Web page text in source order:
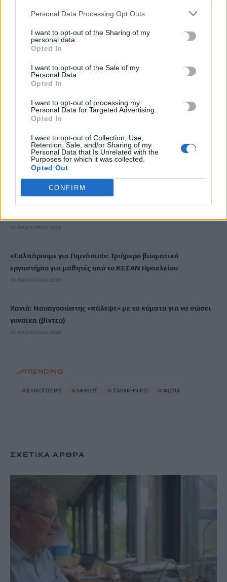
Personal Data Processing Opt Outs
I want to opt-out of the Sharing of my
personal data.
Opted In
I want to opt-out of the Sale of my
Personal Data.
Opted In
I want to opt-out of processing my
Personal Data for Targeted Advertising.
Opted In
I want to opt-out of Collection, Use,
Retention, Sale, and/or Sharing of my
Personal Data that Is Unrelated with the
Purposes for which it was collected.
Opted Out
CONFIRM
ελικοπτέρου
10 Αυγούστου, 2026
καπνογόνα σημεία – Προβληματίζουν οι ισχυροί άνεμοι
10 Αυγούστου, 2026
Ενετικά Τείχη: Ο κόσμος “αγκαλιάζει” τα αναψυκτήρια
10 Αυγούστου, 2026
Κοινός λογαριασμός: Πότε η ανάληψη χρημάτων θεωρείται
δωρεά – Τι πρέπει να προσέξετε
Ηράκλειο: «Βούλιαξε» το λιμάνι μέσα σε ένα τριήμερο – Πάνω
10 Αυγούστου, 2026
«Σαλπάρουμε για Γυμνάσιο!»: Τριήμερο βιωματικό
εργαστήριο για μαθητές από το ΚΕΣΑΝ Ηρακλείου
10 Αυγούστου, 2026
Χανιά: Ναυαγοσώστης «πάλεψε» με τα κύματα για να σώσει
γυναίκα (βίντεο)
10 Αυγούστου, 2026
TRENDING
# ΕΛΙΚΟΠΤΕΡΟ # ΜΗΛΟΣ # ΣΑΡΑΚΗΝΙΚΟ # ΦΩΤΙΑ
ΣΧΕΤΙΚΆ ΆΡΘΡΑ